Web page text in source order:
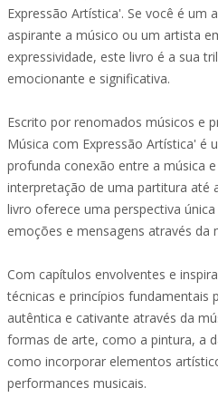
Expressão Artística'. Se você é um
aspirante a músico ou um artista
expressividade, este livro é a sua
emocionante e significativa.
Escrito por renomados músicos e
Música com Expressão Artística' é
profunda conexão entre a música
interpretação de uma partitura até
livro oferece uma perspectiva
emoções e mensagens através da
Com capítulos envolventes e
técnicas e princípios fundamentais
autêntica e cativante através da
formas de arte, como a pintura, a
como incorporar elementos
performances musicais.